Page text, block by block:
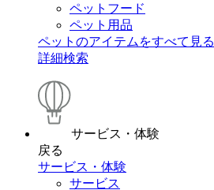
ペットフード
ペット用品
ペットのアイテムをすべて見る
詳細検索
サービス・体験
戻る
サービス・体験
サービス